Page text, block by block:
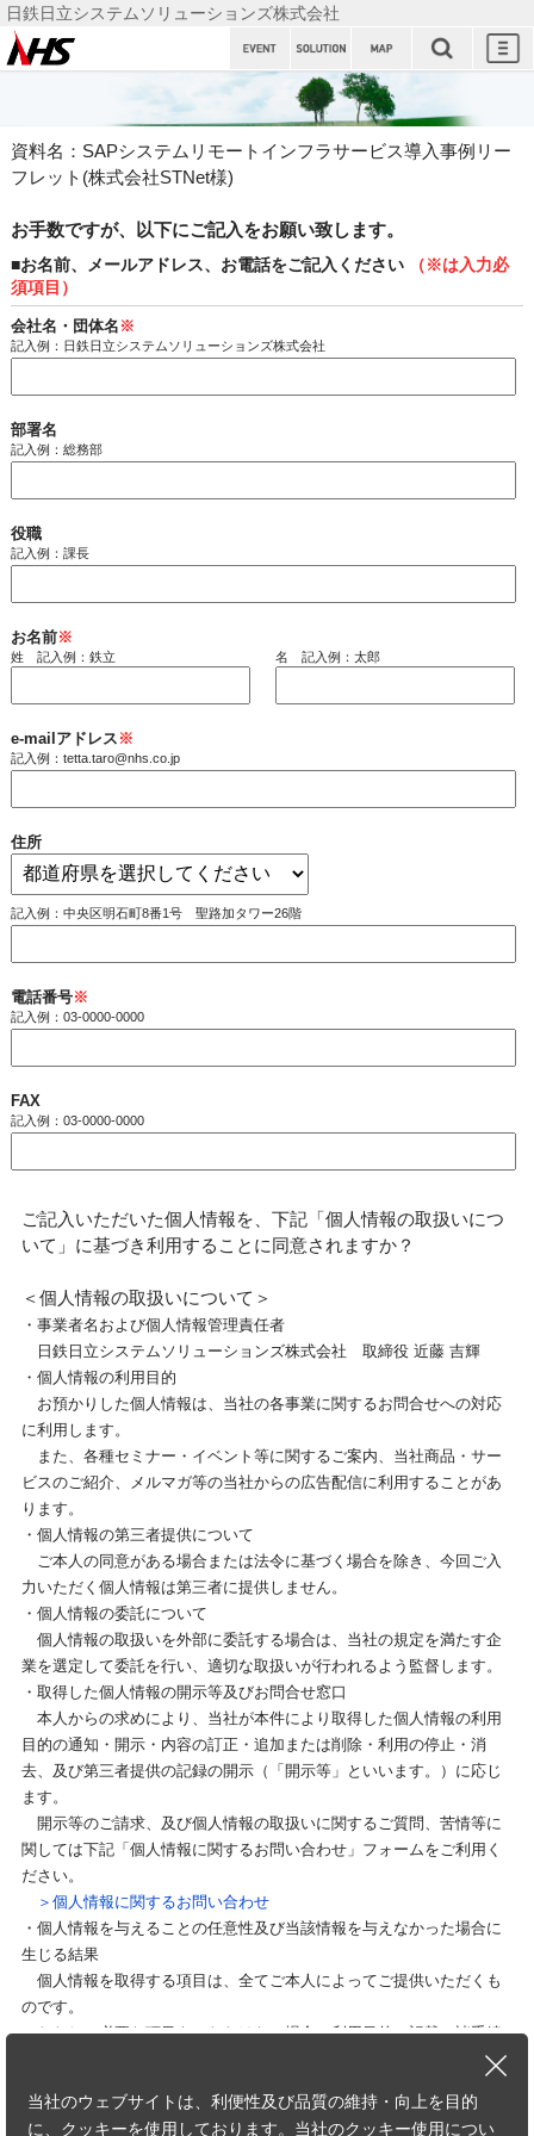
日鉄日立システムソリューションズ株式会社
ションズ
株式会社
資料名：SAPシステムリモートインフラサービス導入事例リー
フレット(株式会社STNet様)
お手数ですが、以下にご記入をお願い致します。
■お名前、メールアドレス、お電話をご記入ください（※は入力必
須項目）
会社名・団体名 ※
記入例：日鉄日立システムソリューションズ株式会社
部署名
記入例：総務部
役職
記入例：課長
お名前※
姓 記入例：鉄立 名 記入例：太郎
e-mailアドレス ※
記入例：tetta.taro@nhs.co.jp
住所
記入例：中央区明石町8番1号 聖路加タワー26階
電話番号※
記入例：03-0000-0000
FAX
記入例：03-0000-0000
ご記入いただいた個人情報を、下記「個人情報の取扱いにつ
いて」に基づき利用することに同意されますか？
＜個人情報の取扱いについて＞
・事業者名および個人情報管理責任者
日鉄日立システムソリューションズ株式会社 取締役 近藤 吉輝
・個人情報の利用目的
お預かりした個人情報は、当社の各事業に関するお問合せへの対応
に利用します。
また、各種セミナー・イベント等に関するご案内、当社商品・サー
ビスのご紹介、メルマガ等の当社からの広告配信に利用することがあ
ります。
・個人情報の第三者提供について
ご本人の同意がある場合または法令に基づく場合を除き、今回ご入
力いただく個人情報は第三者に提供しません。
・個人情報の委託について
個人情報の取扱いを外部に委託する場合は、当社の規定を満たす企
業を選定して委託を行い、適切な取扱いが行われるよう監督します。
・取得した個人情報の開示等及びお問合せ窓口
本人からの求めにより、当社が本件により取得した個人情報の利用
目的の通知・開示・内容の訂正・追加または削除・利用の停止・消
去、及び第三者提供の記録の開示（「開示等」といいます。）に応じ
ます。
開示等のご請求、及び個人情報の取扱いに関するご質問、苦情等に
関しては下記「個人情報に関するお問い合わせ」フォームをご利用く
ださい。
＞個人情報に関するお問い合わせ
・個人情報を与えることの任意性及び当該情報を与えなかった場合に
生じる結果
個人情報を取得する項目は、全てご本人によってご提供いただくも
のです。
ただし、必要な項目をいただけない場合、利用目的に記載の諸手続
本フォームでは、Cookieを使用しています。詳細は下記「クッキー
当社のウェブサイトは、利便性及び品質の維持・向上を目的
に、クッキーを使用しております。当社のクッキー使用につい